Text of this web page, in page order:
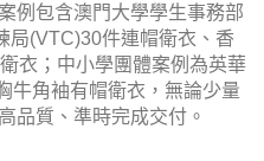
例包含澳門大學學生事務部
局(VTC)30件連帽衛衣、香
衣；中小學團體案例為英華
牛角袖有帽衛衣，無論少量
品質、準時完成交付。